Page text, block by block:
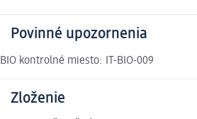
Povinné upozornenia
BIO kontrolné miesto: IT-BIO-009
Zloženie